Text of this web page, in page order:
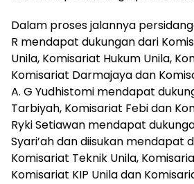
Dalam proses jalannya
R mendapat dukungan dari
Unila, Komisariat Hukum Unila,
Komisariat Darmajaya dan
A. G Yudhistomi mendapat
Tarbiyah, Komisariat Febi dan
Ryki Setiawan mendapat
Syari’ah dan diisukan mendapat
Komisariat Teknik Unila,
Komisariat KIP Unila dan